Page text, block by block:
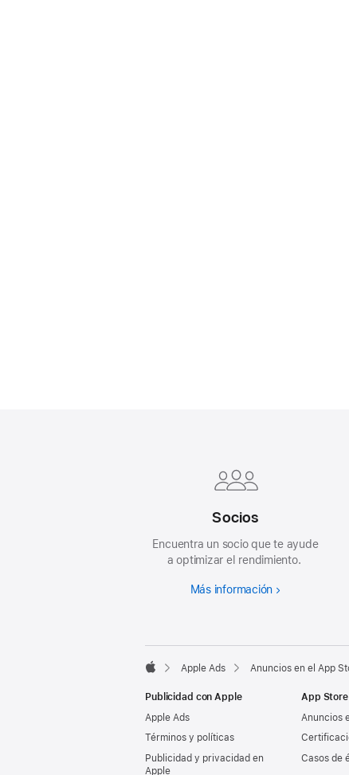
Socios
Encuentra un socio que te ayude
a optimizar el rendimiento.
Más información
Apple Ads Anuncios en el App
Publicidad con Apple
Apple Ads
Términos y políticas
Publicidad y privacidad en
Apple
App Store
Anuncios
Casos de